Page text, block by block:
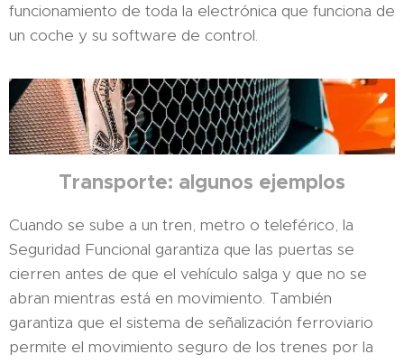
funcionamiento de toda la electrónica que funciona de
un coche y su software de control.
Transporte: algunos ejemplos
Cuando se sube a un tren, metro o teleférico, la
Seguridad Funcional garantiza que las puertas se
cierren antes de que el vehículo salga y que no se
abran mientras está en movimiento. También
garantiza que el sistema de señalización ferroviario
permite el movimiento seguro de los trenes por la